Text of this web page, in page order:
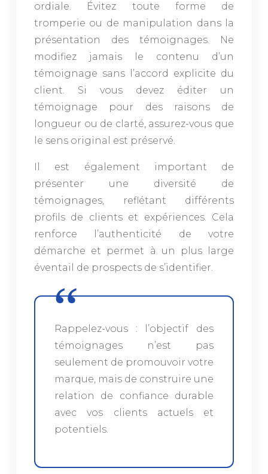
ordiale. Évitez toute forme de
tromperie ou de manipulation dans la
présentation des témoignages. Ne
modifiez jamais le contenu d’un
témoignage sans l’accord explicite du
client. Si vous devez éditer un
témoignage pour des raisons de
longueur ou de clarté, assurez-vous que
le sens original est préservé.
Il est également important de
présenter une diversité de
témoignages, reflétant différents
profils de clients et expériences. Cela
renforce l’authenticité de votre
démarche et permet à un plus large
éventail de prospects de s’identifier.
Rappelez-vous : l’objectif des
témoignages n’est pas
seulement de promouvoir votre
marque, mais de construire une
relation de confiance durable
avec vos clients actuels et
potentiels.